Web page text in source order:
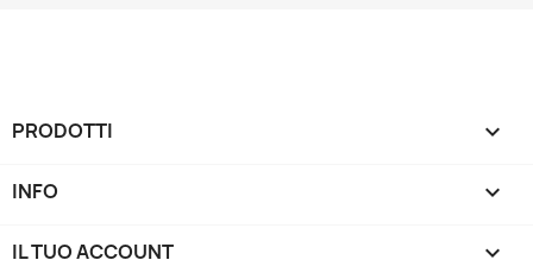
PRODOTTI 
INFO 
IL TUO ACCOUNT 